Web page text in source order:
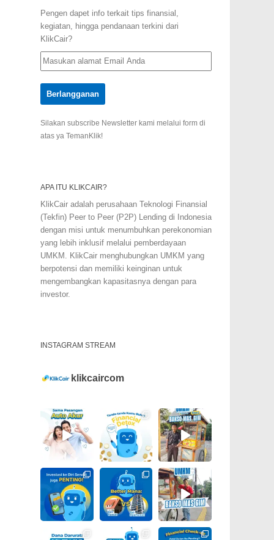
Pengen dapet info terkait tips finansial,
kegiatan, hingga pendanaan terkini dari
KlikCair?
Silakan subscribe Newsletter kami melalui form di
atas ya TemanKlik!
APA ITU KLIKCAIR?
KlikCair adalah perusahaan Teknologi Finansial
(Tekfin) Peer to Peer (P2P) Lending di Indonesia
dengan misi untuk menumbuhkan perekonomian
yang lebih inklusif melalui pemberdayaan
UMKM. KlikCair menghubungkan UMKM yang
berpotensi dan memiliki keinginan untuk
mengembangkan kapasitasnya dengan para
investor.
INSTAGRAM STREAM
klikcaircom